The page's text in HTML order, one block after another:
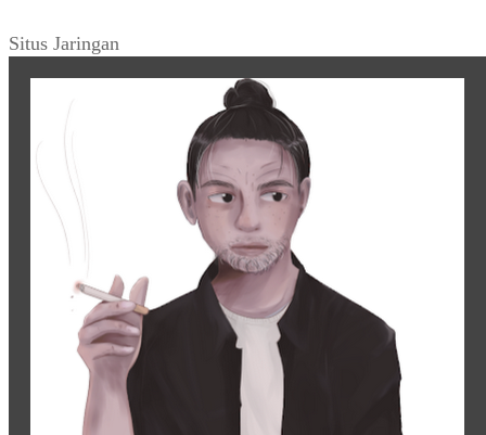
Situs Jaringan